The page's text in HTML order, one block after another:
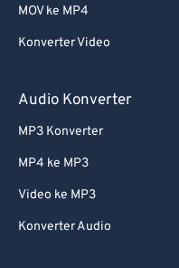
MOV ke MP4
Konverter Video
Audio Konverter
MP3 Konverter
MP4 ke MP3
Video ke MP3
Konverter Audio